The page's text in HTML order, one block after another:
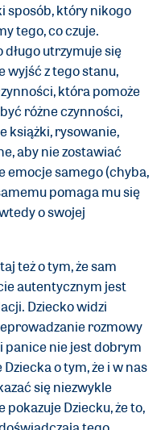
sposób, który nikogo
tego, co czuje.
długo utrzymuje się
wyjść z tego stanu,
która pomoże
różne czynności,
książki, rysowanie,
aby nie zostawiać
emocje samego (chyba,
pomaga mu się
o swojej
też o tym, że sam
autentycznym jest
Dziecko widzi
rozmowy
panice nie jest dobrym
o tym, że i w nas
się niezwykle
Dziecku, że to,